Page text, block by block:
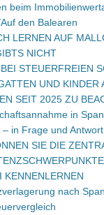
beim
den Balearen
LERNEN AUF
NICHT
STEUERFREIEN
UND KINDER
SEIT 2025 ZU
in
– in Frage und
SIE DIE
KENNENLERNEN
nach